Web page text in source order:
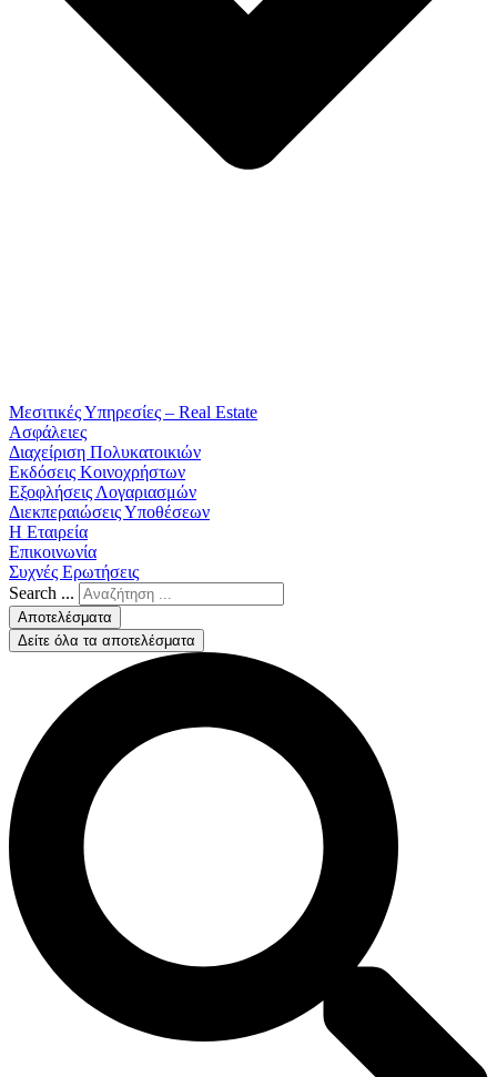
Μεσιτικές Υπηρεσίες – Real Estate
Ασφάλειες
Διαχείριση Πολυκατοικιών
Εκδόσεις Κοινοχρήστων
Εξοφλήσεις Λογαριασμών
Διεκπεραιώσεις Υποθέσεων
Η Εταιρεία
Επικοινωνία
Συχνές Ερωτήσεις
Search ...
Αποτελέσματα
Δείτε όλα τα αποτελέσματα